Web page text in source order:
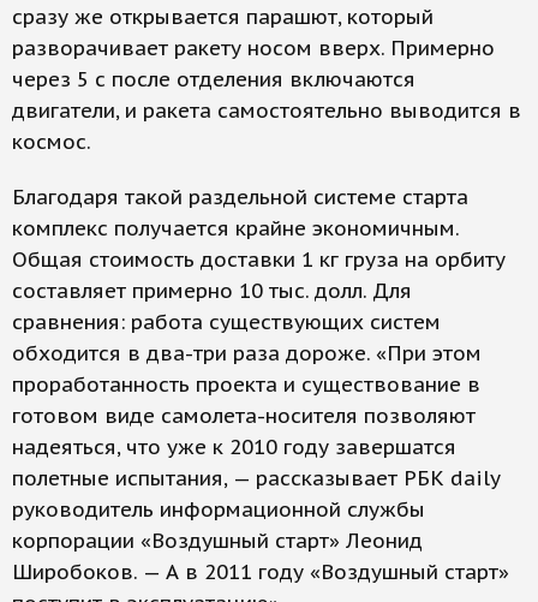
сразу же открывается парашют, который
разворачивает ракету носом вверх. Примерно
через 5 с после отделения включаются
двигатели, и ракета самостоятельно выводится в
космос.
Благодаря такой раздельной системе старта
комплекс получается крайне экономичным.
Общая стоимость доставки 1 кг груза на орбиту
составляет примерно 10 тыс. долл. Для
сравнения: работа суще­ствующих систем
обходится в два-три раза дороже. «При этом
проработанность проекта и существование в
готовом виде самолета-носителя позволяют
надеяться, что уже к 2010 году завершатся
полетные испытания, — рассказывает РБК daily
руководитель информационной службы
корпорации «Воздушный старт» Леонид
Широбоков. — А в 2011 году «Воздушный старт»